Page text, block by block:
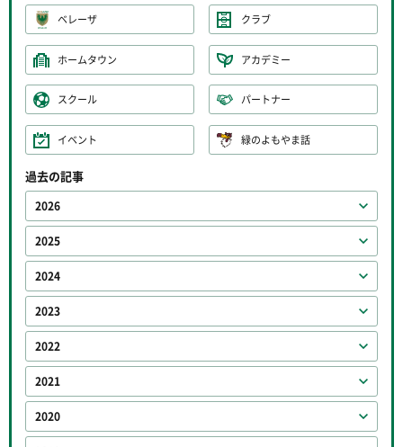
ベレーザ クラブ
ホームタウン アカデミー
スクール パートナー
イベント 緑のよもやま話
過去の記事
2026
2025
2024
2023
2022
2021
2020